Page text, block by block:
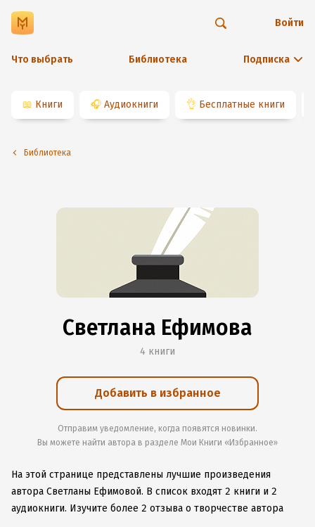
Что выбрать Библиотека Подписка
Войти
📖 Книги 🎧 Аудиокниги 👌 Бесплатные книги
Библиотека
Светлана Ефимова
4 книги
Добавить в избранное
Отправим уведомление, когда появятся новинки.
Вы можете найти автора в разделе Мои Книги «Избранное»
На этой странице представлены лучшие произведения
автора Светланы Ефимовой. В список входят 2 книги и 2
аудиокниги. Изучите более 2 отзыва о творчестве автора